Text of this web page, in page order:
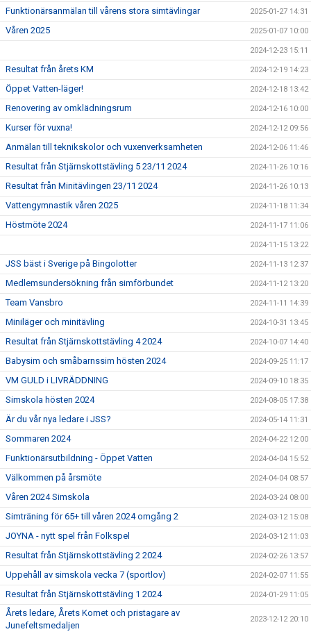
Funktionärsanmälan till vårens stora simtävlingar 2025-01-27 14:31
Våren 2025 2025-01-07 10:00
2024-12-23 15:11
Resultat från årets KM 2024-12-19 14:23
Öppet Vatten-läger! 2024-12-18 13:42
Renovering av omklädningsrum 2024-12-16 10:00
Kurser för vuxna! 2024-12-12 09:56
Anmälan till teknikskolor och vuxenverksamheten 2024-12-06 11:46
Resultat från Stjärnskottstävling 5 23/11 2024 2024-11-26 10:16
Resultat från Minitävlingen 23/11 2024 2024-11-26 10:13
Vattengymnastik våren 2025 2024-11-18 11:34
Höstmöte 2024 2024-11-17 11:06
2024-11-15 13:22
JSS bäst i Sverige på Bingolotter 2024-11-13 12:37
Medlemsundersökning från simförbundet 2024-11-12 13:20
Team Vansbro 2024-11-11 14:39
Miniläger och minitävling 2024-10-31 13:45
Resultat från Stjärnskottstävling 4 2024 2024-10-07 14:40
Babysim och småbarnssim hösten 2024 2024-09-25 11:17
VM GULD i LIVRÄDDNING 2024-09-10 18:35
Simskola hösten 2024 2024-08-05 17:38
Är du vår nya ledare i JSS? 2024-05-14 11:31
Sommaren 2024 2024-04-22 12:00
Funktionärsutbildning - Öppet Vatten 2024-04-04 15:52
Välkommen på årsmöte 2024-04-04 08:57
Våren 2024 Simskola 2024-03-24 08:00
Simträning för 65+ till våren 2024 omgång 2 2024-03-12 15:08
JOYNA - nytt spel från Folkspel 2024-03-12 11:03
Resultat från Stjärnskottstävling 2 2024 2024-02-26 13:57
Uppehåll av simskola vecka 7 (sportlov) 2024-02-07 11:55
Resultat från Stjärnskottstävling 1 2024 2024-01-29 11:05
Årets ledare, Årets Komet och pristagare av
Junefeltsmedaljen
2023-12-12 20:10